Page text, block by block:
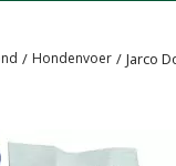
Hondenvoer Jarco